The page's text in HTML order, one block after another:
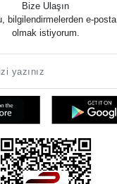
Bize Ulaşın
bilgilendirmelerden e-
olmak istiyorum.